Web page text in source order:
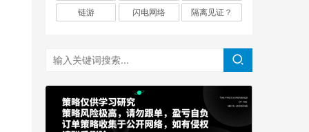
链游
闪电网络 隔离见证？